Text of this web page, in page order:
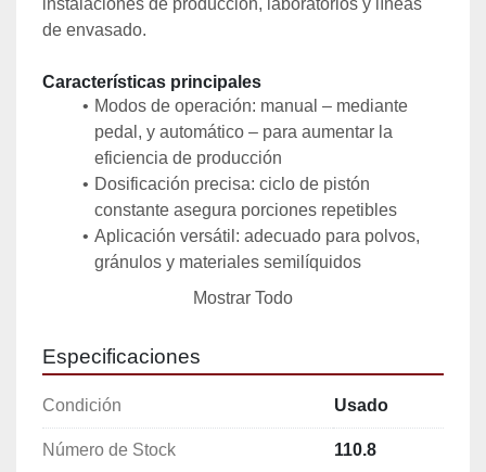
instalaciones de producción, laboratorios y líneas
de envasado.
Características principales
Modos de operación: manual – mediante
pedal, y automático – para aumentar la
eficiencia de producción
Dosificación precisa: ciclo de pistón
constante asegura porciones repetibles
Aplicación versátil: adecuado para polvos,
gránulos y materiales semilíquidos
Diámetro de la tolva: 510 mm
dosificadora: 70 mm
Mostrar Todo
Especificaciones
Condición Usado
Número de Stock 110.8